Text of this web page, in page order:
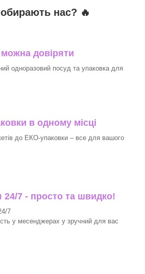
нас? 🔥
можна довіряти
одноразовий посуд та упаковка для
в одному місці
до ЕКО-упаковки – все для вашого
24/7 - просто та швидко!
7
у месенджерах у зручний для вас